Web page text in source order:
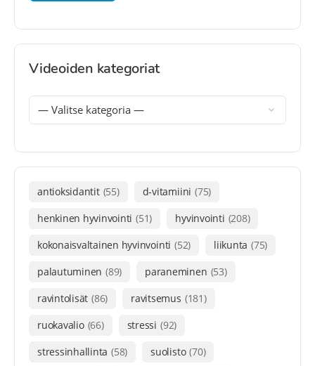
Videoiden kategoriat
antioksidantit (55) d-vitamiini (75)
henkinen hyvinvointi (51) hyvinvointi (208)
kokonaisvaltainen hyvinvointi (52) liikunta (75)
palautuminen (89) paraneminen (53)
ravintolisät (86) ravitsemus (181)
ruokavalio (66) stressi (92)
stressinhallinta (58) suolisto (70)